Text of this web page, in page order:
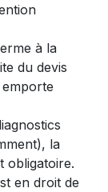
à la
du devis
la
obligatoire.
en droit de